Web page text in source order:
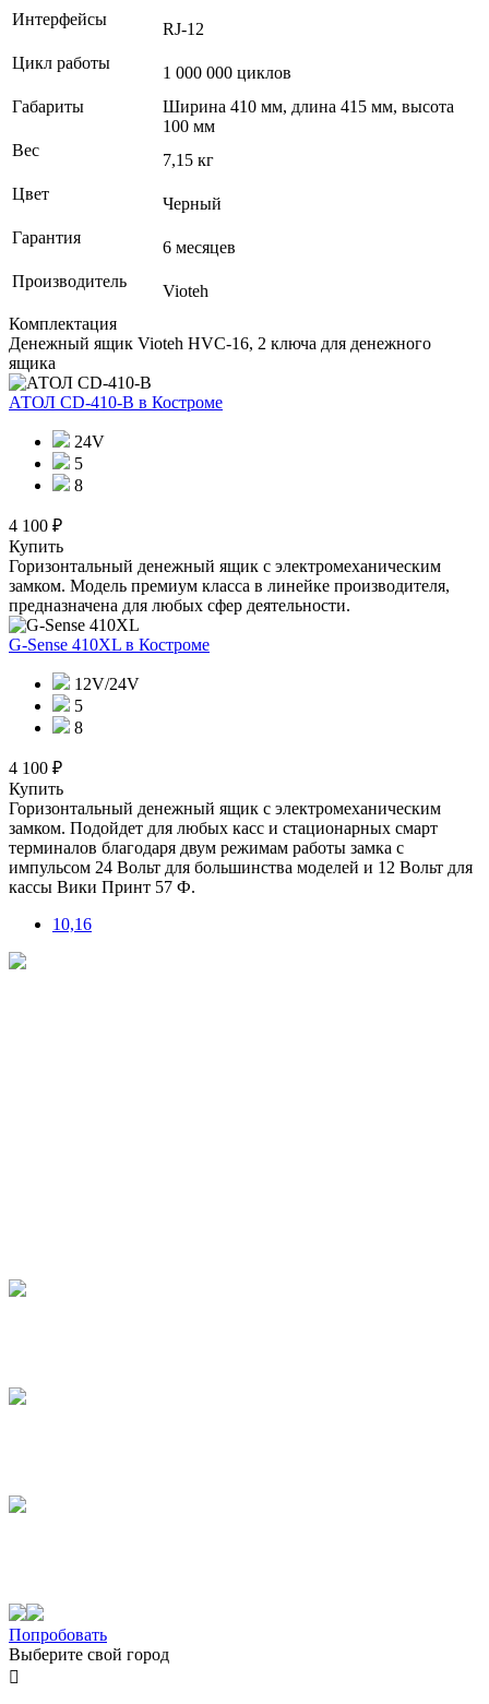
Интерфейсы
RJ-12
Цикл работы
1 000 000 циклов
Габариты
Ширина 410 мм, длина 415 мм, высота
100 мм
Вес
7,15 кг
Цвет
Черный
Гарантия
6 месяцев
Производитель
Vioteh
Комплектация
Денежный ящик Vioteh HVC-16, 2 ключа для денежного
ящика
АТОЛ CD-410-В в Костроме
24V
5
8
4 100 ₽
Купить
Горизонтальный денежный ящик с электромеханическим
замком. Модель премиум класса в линейке производителя,
предназначена для любых сфер деятельности.
G-Sense 410XL в Костроме
12V/24V
5
8
4 100 ₽
Купить
Горизонтальный денежный ящик с электромеханическим
замком. Подойдет для любых касс и стационарных смарт
терминалов благодаря двум режимам работы замка с
импульсом 24 Вольт для большинства моделей и 12 Вольт для
кассы Вики Принт 57 Ф.
10,16
Попробовать
Выберите свой город
